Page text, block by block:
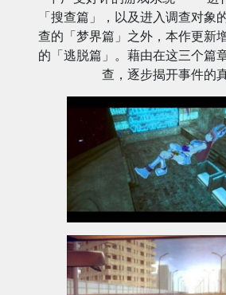
「搜查篇」，以及进入调查对象
查的「梦界篇」之外，本作更新
的「逃脱篇」。藉由在这三个篇
查，逐步揭开事件的真